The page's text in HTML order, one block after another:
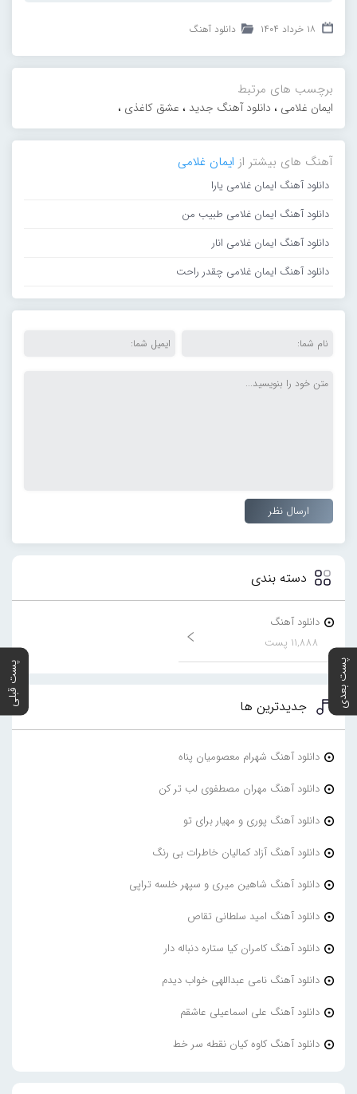
۱۸ خرداد ۱۴۰۴ دانلود آهنگ
پست بعدی پست قبلی
برچسب های مرتبط
ایمان غلامی ، دانلود آهنگ جدید ، عشق کاغذی ،
آهنگ های بیشتر از ایمان غلامی
دانلود آهنگ ایمان غلامی یارا
دانلود آهنگ ایمان غلامی طبیب من
دانلود آهنگ ایمان غلامی انار
دانلود آهنگ ایمان غلامی چقدر راحت
دسته بندی
دانلود آهنگ
۱۱,۸۸۸ پست
جدیدترین ها
دانلود آهنگ شهرام معصومیان پناه
دانلود آهنگ مهران مصطفوی لب تر کن
دانلود آهنگ پوری و مهیار برای تو
دانلود آهنگ آزاد کمالیان خاطرات بی رنگ
دانلود آهنگ شاهین میری و سپهر خلسه تراپی
دانلود آهنگ امید سلطانی تقاص
دانلود آهنگ کامران کیا ستاره دنباله دار
دانلود آهنگ نامی عبداللهی خواب دیدم
دانلود آهنگ علی اسماعیلی عاشقم
دانلود آهنگ کاوه کیان نقطه سر خط